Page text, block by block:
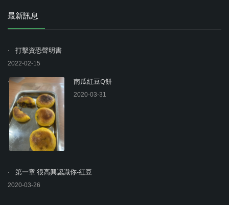
最新訊息
打擊資恐聲明書
2022-02-15
南瓜紅豆Q餅
2020-03-31
第一章 很高興認識你-紅豆
2020-03-26